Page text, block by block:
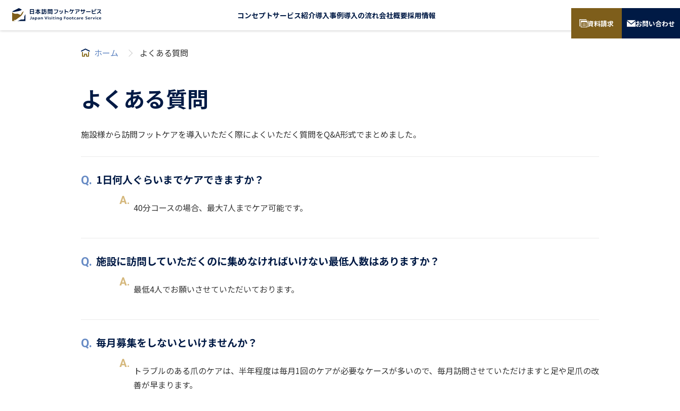
コンセプトサービス紹介導入事例導入の流れ会社概要採用情報
資料請求 お問い合わせ
ホーム よくある質問
よくある質問
施設様から訪問フットケアを導入いただく際によくいただく質問をQ&A形式でまとめました。
1日何人ぐらいまでケアできますか？
40分コースの場合、最大7人までケア可能です。
施設に訪問していただくのに集めなければいけない最低人数はありますか？
最低4人でお願いさせていただいております。
毎月募集をしないといけませんか？
トラブルのある爪のケアは、半年程度は毎月1回のケアが必要なケースが多いので、毎月訪問させていただけますと足や足爪の改
善が早まります。